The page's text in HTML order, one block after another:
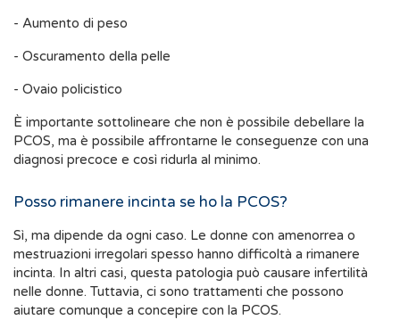
- Aumento di peso
- Oscuramento della pelle
- Ovaio policistico
È importante sottolineare che non è possibile debellare la
PCOS, ma è possibile affrontarne le conseguenze con una
diagnosi precoce e così ridurla al minimo.
Posso rimanere incinta se ho la PCOS?
Sì, ma dipende da ogni caso. Le donne con amenorrea o
mestruazioni irregolari spesso hanno difficoltà a rimanere
incinta. In altri casi, questa patologia può causare infertilità
nelle donne. Tuttavia, ci sono trattamenti che possono
aiutare comunque a concepire con la PCOS.